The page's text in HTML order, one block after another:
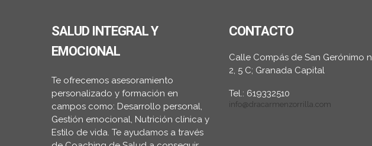
SALUD INTEGRAL Y
EMOCIONAL
Te ofrecemos asesoramiento
personalizado y formación en
campos como: Desarrollo personal,
Gestión emocional, Nutrición clínica y
Estilo de vida. Te ayudamos a través
CONTACTO
Calle Compás de San Gerónimo n
2, 5 C; Granada Capital
Tel.: 619332510
info@dracarmenzorrilla.com